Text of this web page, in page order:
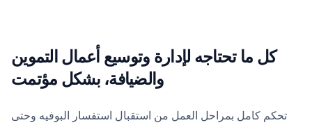
كل ما تحتاجه لإدارة وتوسيع أعمال التموين
والضيافة، بشكل مؤتمت
تحكم كامل بمراحل العمل من استقبال استفسار البوفيه وحتى